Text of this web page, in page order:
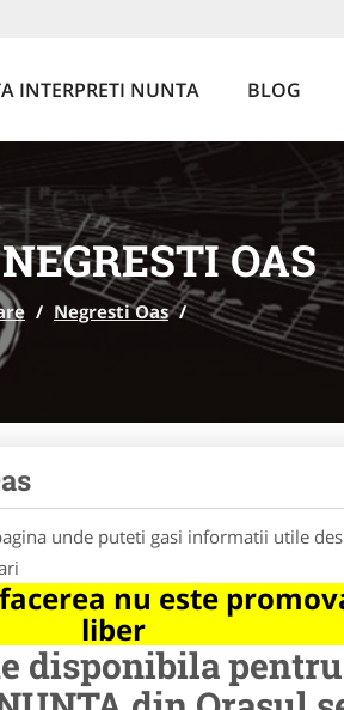
INTERPRETI NUNTA BLOG
OAS
/ Negresti Oas /
unde puteti gasi informatii utile
nu este
liber
disponibila